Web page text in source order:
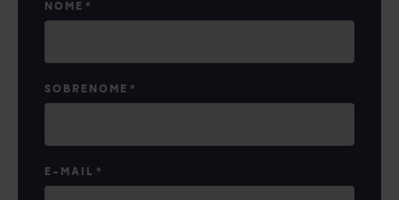
NOME *
SOBRENOME *
E-MAIL *